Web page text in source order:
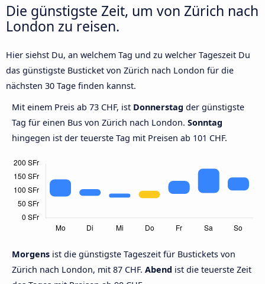
Die günstigste Zeit, um von Zürich nach
London zu reisen.
Hier siehst Du, an welchem Tag und zu welcher Tageszeit Du
das günstigste Busticket von Zürich nach London für die
nächsten 30 Tage finden kannst.
Mit einem Preis ab 73 CHF, ist Donnerstag der günstigste
Tag für einen Bus von Zürich nach London. Sonntag
hingegen ist der teuerste Tag mit Preisen ab 101 CHF.
Morgens ist die günstigste Tageszeit für Bustickets von
Zürich nach London, mit 87 CHF. Abend ist die teuerste Zeit